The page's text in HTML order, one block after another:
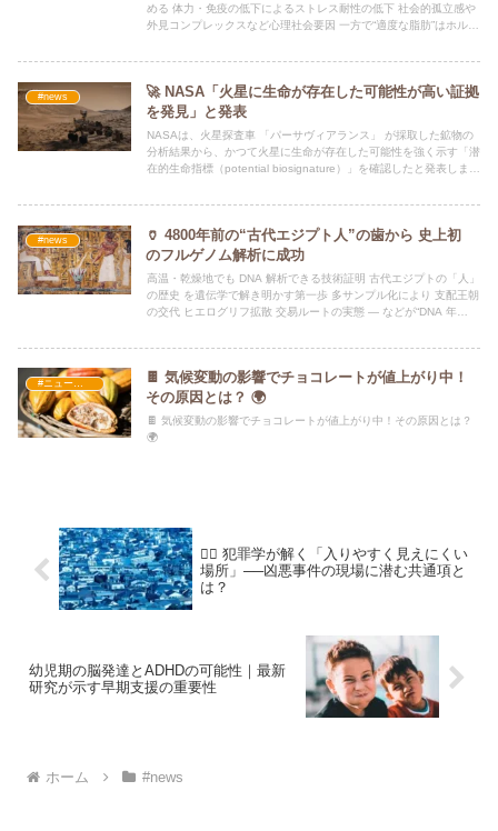
める 体力・免疫の低下によるストレス耐性の低下 社会的孤立感や
外見コンプレックスなど心理社会要因 一方で“適度な脂肪”はホルモ
#news
🚀 NASA「火星に生命が存在した可能性が高い証拠
を発見」と発表
NASAは、火星探査車 「パーサヴィアランス」 が採取した鉱物の
分析結果から、かつて火星に生命が存在した可能性を強く示す「潜
在的生命指標（potential biosignature）」を確認したと発表しまし
#news
🏺 4800年前の“古代エジプト人”の歯から 史上初
のフルゲノム解析に成功
高温・乾燥地でも DNA 解析できる技術証明 古代エジプトの「人」
の歴史 を遺伝学で解き明かす第一歩 多サンプル化により 支配王朝
の交代 ヒエログリフ拡散 交易ルートの実態 — などが“DNA 年
🍫 気候変動の影響でチョコレートが値上がり中！
その原因とは？ 🌍
🍫 気候変動の影響でチョコレートが値上がり中！その原因とは？
🌍
🕵️‍♂️ 犯罪学が解く「入りやすく見えにくい
場所」──凶悪事件の現場に潜む共通項と
は？
幼児期の脳発達とADHDの可能性｜最新
研究が示す早期支援の重要性
ホーム #news